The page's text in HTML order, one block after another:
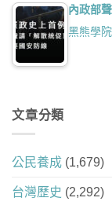
內政部
黑熊學院
文章分類
公民養成 (1,679)
台灣歷史 (2,292)